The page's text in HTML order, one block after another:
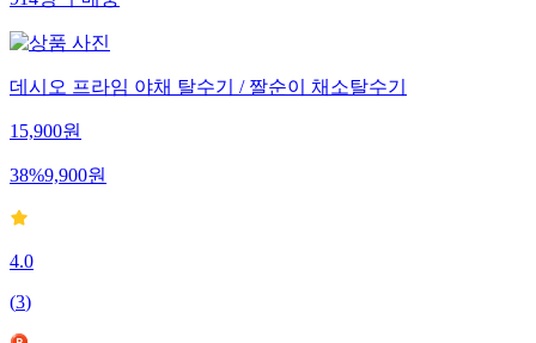
데시오 프라임 야채 탈수기 / 짤순이 채소탈수기
15,900원
38%9,900원
4.0
(3)